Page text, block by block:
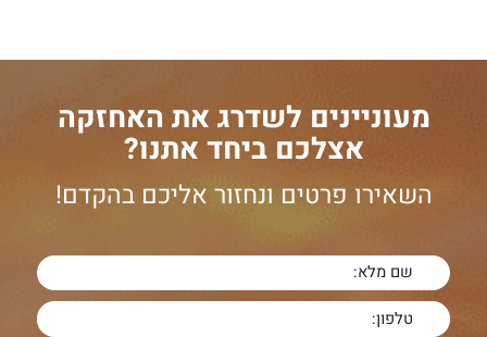
מעוניינים לשדרג את האחזקה
אצלכם ביחד אתנו?
השאירו פרטים ונחזור אליכם בהקדם!